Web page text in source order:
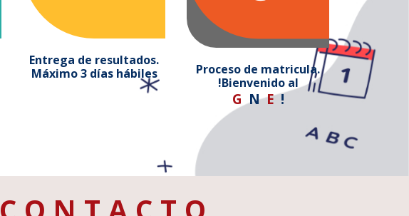
Entrega de resultados.
Máximo 3 días hábiles
Proceso de matricula.
!Bienvenido al
G N E !